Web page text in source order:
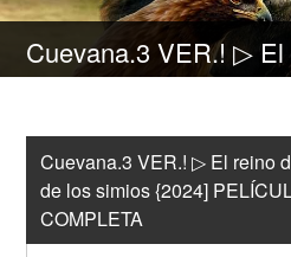
Cuevana.3 VER.! ▷ El reino
de los simios {2024]
COMPLETA